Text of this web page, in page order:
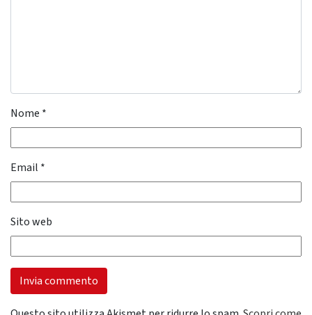
Nome *
Email *
Sito web